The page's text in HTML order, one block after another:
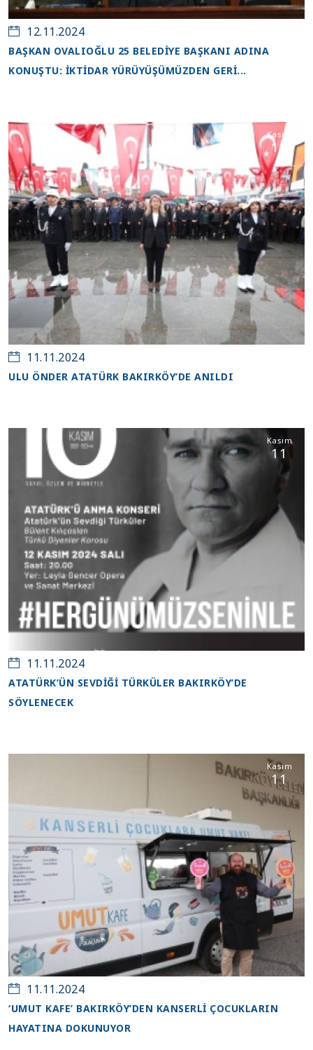
12.11.2024
BAŞKAN OVALIOĞLU 25 BELEDİYE BAŞKANI ADINA
KONUŞTU: İKTİDAR YÜRÜYÜŞÜMÜZDEN GERİ...
Kasım
11
11.11.2024
ULU ÖNDER ATATÜRK BAKIRKÖY’DE ANILDI
Kasım
11
11.11.2024
ATATÜRK’ÜN SEVDİĞİ TÜRKÜLER BAKIRKÖY’DE
SÖYLENECEK
Kasım
11
11.11.2024
‘UMUT KAFE’ BAKIRKÖY’DEN KANSERLİ ÇOCUKLARIN
HAYATINA DOKUNUYOR